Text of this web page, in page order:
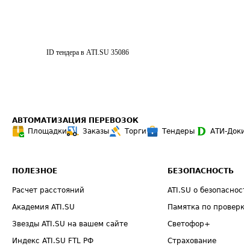
ID тендера в ATI.SU 35086
АВТОМАТИЗАЦИЯ ПЕРЕВОЗОК
Площадки
Заказы Торги Тендеры АТИ-
ПОЛЕЗНОЕ
Расчет расстояний
Академия ATI.SU
Звезды ATI.SU на вашем сайте
Индекс ATI.SU FTL РФ
БЕЗОПАСНОСТЬ
ATI.SU о
Памятка по
Светофор+
Страхование